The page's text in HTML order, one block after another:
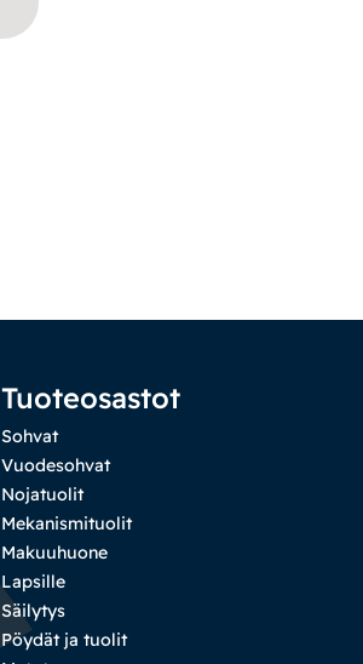
Tuoteosastot
Sohvat
Vuodesohvat
Nojatuolit
Mekanismituolit
Makuuhuone
Lapsille
Säilytys
Pöydät ja tuolit